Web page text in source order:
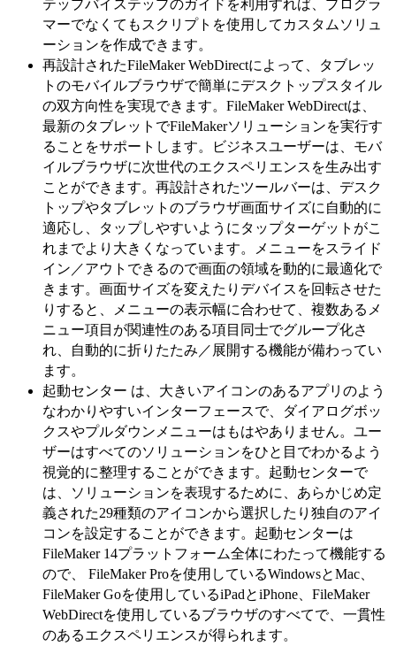
テップバイステップのガイドを利用すれば、プログラ
マーでなくてもスクリプトを使用してカスタムソリュ
ーションを作成できます。
再設計されたFileMaker WebDirectによって、タブレッ
トのモバイルブラウザで簡単にデスクトップスタイル
の双方向性を実現できます。FileMaker WebDirectは、
最新のタブレットでFileMakerソリューションを実行す
ることをサポートします。ビジネスユーザーは、モバ
イルブラウザに次世代のエクスペリエンスを生み出す
ことができます。再設計されたツールバーは、デスク
トップやタブレットのブラウザ画面サイズに自動的に
適応し、タップしやすいようにタップターゲットがこ
れまでより大きくなっています。メニューをスライド
イン／アウトできるので画面の領域を動的に最適化で
きます。画面サイズを変えたりデバイスを回転させた
りすると、メニューの表示幅に合わせて、複数あるメ
ニュー項目が関連性のある項目同士でグループ化さ
れ、自動的に折りたたみ／展開する機能が備わってい
ます。
起動センター は、大きいアイコンのあるアプリのよう
なわかりやすいインターフェースで、ダイアログボッ
クスやプルダウンメニューはもはやありません。ユー
ザーはすべてのソリューションをひと目でわかるよう
視覚的に整理することができます。起動センターで
は、ソリューションを表現するために、あらかじめ定
義された29種類のアイコンから選択したり独自のアイ
コンを設定することができます。起動センターは
FileMaker 14プラットフォーム全体にわたって機能する
ので、 FileMaker Proを使用しているWindowsとMac、
FileMaker Goを使用しているiPadとiPhone、FileMaker
WebDirectを使用しているブラウザのすべてで、一貫性
のあるエクスペリエンスが得られます。